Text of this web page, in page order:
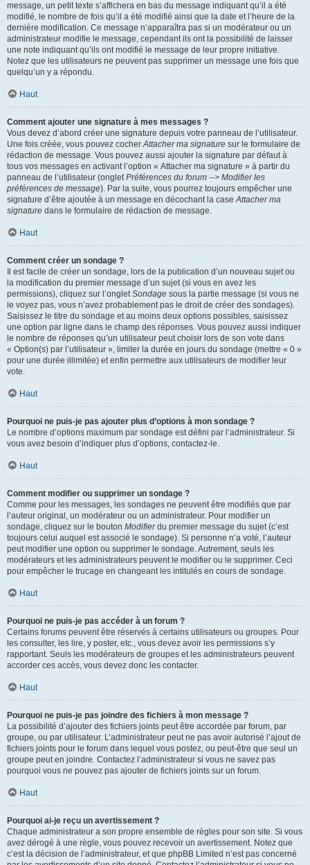
message, un petit texte s’affichera en bas du message indiquant qu’il a été
modifié, le nombre de fois qu’il a été modifié ainsi que la date et l’heure de la
dernière modification. Ce message n’apparaîtra pas si un modérateur ou un
administrateur modifie le message, cependant ils ont la possibilité de laisser
une note indiquant qu’ils ont modifié le message de leur propre initiative.
Notez que les utilisateurs ne peuvent pas supprimer un message une fois que
quelqu’un y a répondu.
Haut
Comment ajouter une signature à mes messages ?
Vous devez d’abord créer une signature depuis votre panneau de l’utilisateur.
Une fois créée, vous pouvez cocherAttacher ma signature sur le formulaire de
rédaction de message. Vous pouvez aussi ajouter la signature par défaut à
tous vos messages en activant l’option « Attacher ma signature » à partir du
panneau de l’utilisateur (ongletPréférences du forum --> Modifier les
préférences de message). Par la suite, vous pourrez toujours empêcher une
signature d’être ajoutée à un message en décochant la caseAttacher ma
signature dans le formulaire de rédaction de message.
Haut
Comment créer un sondage ?
Il est facile de créer un sondage, lors de la publication d’un nouveau sujet ou
la modification du premier message d’un sujet (si vous en avez les
permissions), cliquez sur l’ongletSondage sous la partie message (si vous ne
le voyez pas, vous n’avez probablement pas le droit de créer des sondages).
Saisissez le titre du sondage et au moins deux options possibles, saisissez
une option par ligne dans le champ des réponses. Vous pouvez aussi indiquer
le nombre de réponses qu’un utilisateur peut choisir lors de son vote dans
« Option(s) par l’utilisateur », limiter la durée en jours du sondage (mettre « 0 »
pour une durée illimitée) et enfin permettre aux utilisateurs de modifier leur
vote.
Haut
Pourquoi ne puis-je pas ajouter plus d’options à mon sondage ?
Le nombre d’options maximum par sondage est défini par l’administrateur. Si
vous avez besoin d’indiquer plus d’options, contactez-le.
Haut
Comment modifier ou supprimer un sondage ?
Comme pour les messages, les sondages ne peuvent être modifiés que par
l’auteur original, un modérateur ou un administrateur. Pour modifier un
sondage, cliquez sur le bouton Modifierdu premier message du sujet (c’est
toujours celui auquel est associé le sondage). Si personne n’a voté, l’auteur
peut modifier une option ou supprimer le sondage. Autrement, seuls les
modérateurs et les administrateurs peuvent le modifier ou le supprimer. Ceci
pour empêcher le trucage en changeant les intitulés en cours de sondage.
Haut
Pourquoi ne puis-je pas accéder à un forum ?
Certains forums peuvent être réservés à certains utilisateurs ou groupes. Pour
les consulter, les lire, y poster, etc., vous devez avoir les permissions s’y
rapportant. Seuls les modérateurs de groupes et les administrateurs peuvent
accorder ces accès, vous devez donc les contacter.
Haut
Pourquoi ne puis-je pas joindre des fichiers à mon message ?
La possibilité d’ajouter des fichiers joints peut être accordée par forum, par
groupe, ou par utilisateur. L’administrateur peut ne pas avoir autorisé l’ajout de
fichiers joints pour le forum dans lequel vous postez, ou peut-être que seul un
groupe peut en joindre. Contactez l’administrateur si vous ne savez pas
pourquoi vous ne pouvez pas ajouter de fichiers joints sur un forum.
Haut
Pourquoi ai-je reçu un avertissement ?
Chaque administrateur a son propre ensemble de règles pour son site. Si vous
avez dérogé à une règle, vous pouvez recevoir un avertissement. Notez que
c’est la décision de l’administrateur, et que phpBB Limited n’est pas concerné